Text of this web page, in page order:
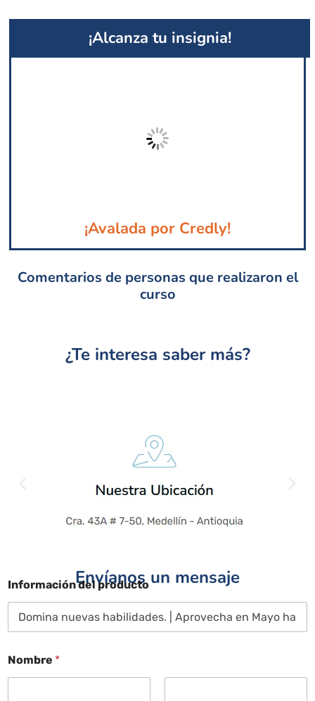
¡Alcanza tu insignia!
¡Avalada por Credly!
Comentarios de personas que realizaron el
curso
¿Te interesa saber más?
Envíanos un mensaje
Información del producto
Nombre *